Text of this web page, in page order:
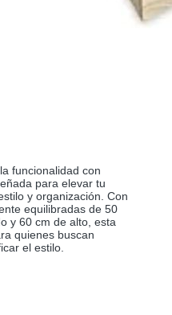
funcionalidad con
para elevar tu
y organización. Con
equilibradas de 50
y 60 cm de alto, esta
quienes buscan
el estilo.